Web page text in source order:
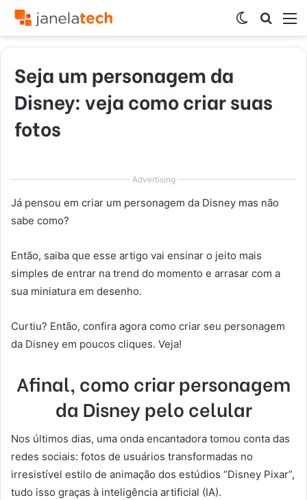
por
Switch
skin
Seja um personagem da
Disney: veja como criar suas
fotos
Advertising
Já pensou em criar um personagem da Disney mas não
sabe como?
Então, saiba que esse artigo vai ensinar o jeito mais
simples de entrar na trend do momento e arrasar com a
sua miniatura em desenho.
Curtiu? Então, confira agora como criar seu personagem
da Disney em poucos cliques. Veja!
Afinal, como criar personagem
da Disney pelo celular
Nos últimos dias, uma onda encantadora tomou conta das
redes sociais: fotos de usuários transformadas no
irresistível estilo de animação dos estúdios “Disney Pixar”,
tudo isso graças à inteligência artificial (IA).